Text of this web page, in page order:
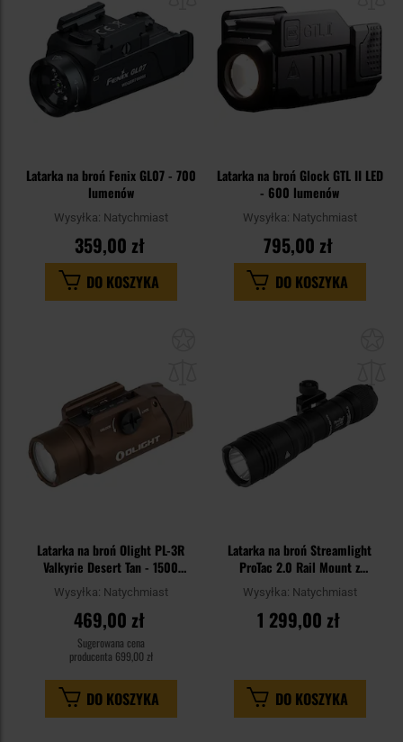
Latarka na broń Fenix GL07 - 700
lumenów
Wysyłka: Natychmiast
359,00 zł
DO KOSZYKA
Latarka na broń Glock GTL II LED
- 600 lumenów
Wysyłka: Natychmiast
795,00 zł
DO KOSZYKA
Latarka na broń Olight PL-3R
Valkyrie Desert Tan - 1500
lumenów
Wysyłka: Natychmiast
469,00 zł
Sugerowana cena
producenta 699,00 zł
DO KOSZYKA
Latarka na broń Streamlight
ProTac 2.0 Rail Mount z
włącznikiem żelowym - 2000
lumenów
Wysyłka: Natychmiast
1 299,00 zł
DO KOSZYKA